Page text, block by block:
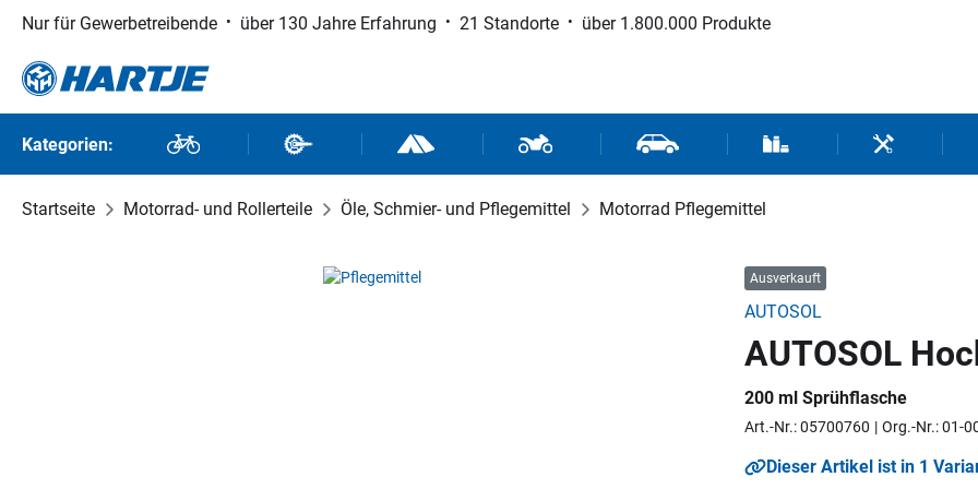
Hauptinhalt springen
Zur Suche springen
Zur Hauptnavigation springen
Nur für Gewerbetreibende über 130 Jahre Erfahrung 21 Standorte über 1.800.000 Produkte
Kategorien: Fahrräder Fahrradteile Outdoor und SportMotorrad- und RollerteileFahrzeugteile und ZubehörVerbrauchsmaterial /
Werkzeuge
Startseite Motorrad- und Rollerteile Öle, Schmier- und Pflegemittel Motorrad Pflegemittel
Ausverkauft
AUTOSOL
AUTOSOL
200 ml Sprühflasche
Art.-Nr.: 05700760 Org.-Nr.: 01-
Dieser Artikel ist in 1